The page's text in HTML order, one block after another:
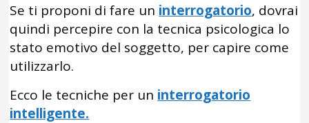
Se ti proponi di fare un interrogatorio, dovrai
quindi percepire con la tecnica psicologica lo
stato emotivo del soggetto, per capire come
utilizzarlo.
Ecco le tecniche per un interrogatorio
intelligente.